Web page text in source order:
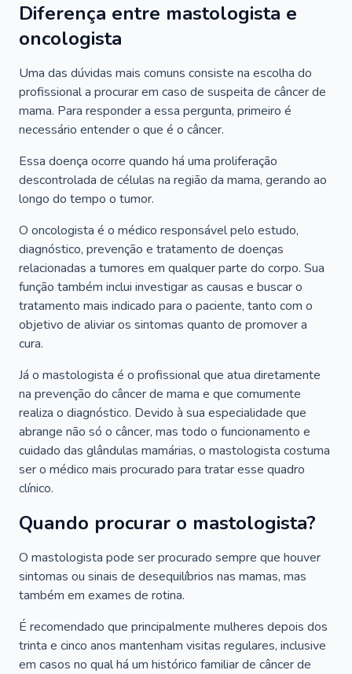
Diferença entre mastologista e
oncologista
Uma das dúvidas mais comuns consiste na escolha do
profissional a procurar em caso de suspeita de câncer de
mama. Para responder a essa pergunta, primeiro é
necessário entender o que é o câncer.
Essa doença ocorre quando há uma proliferação
descontrolada de células na região da mama, gerando ao
longo do tempo o tumor.
O oncologista é o médico responsável pelo estudo,
diagnóstico, prevenção e tratamento de doenças
relacionadas a tumores em qualquer parte do corpo. Sua
função também inclui investigar as causas e buscar o
tratamento mais indicado para o paciente, tanto com o
objetivo de aliviar os sintomas quanto de promover a
cura.
Já o mastologista é o profissional que atua diretamente
na prevenção do câncer de mama e que comumente
realiza o diagnóstico. Devido à sua especialidade que
abrange não só o câncer, mas todo o funcionamento e
cuidado das glândulas mamárias, o mastologista costuma
ser o médico mais procurado para tratar esse quadro
clínico.
Quando procurar o mastologista?
O mastologista pode ser procurado sempre que houver
sintomas ou sinais de desequilíbrios nas mamas, mas
também em exames de rotina.
É recomendado que principalmente mulheres depois dos
trinta e cinco anos mantenham visitas regulares, inclusive
em casos no qual há um histórico familiar de câncer de